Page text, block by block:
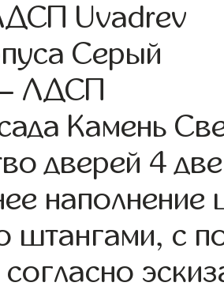
Uvadrev
Серый
ЛДСП
Камень
дверей 4
штангами, с